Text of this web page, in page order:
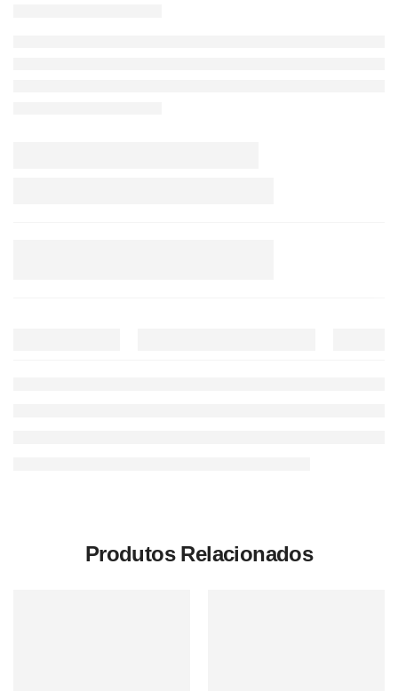
Produtos Relacionados